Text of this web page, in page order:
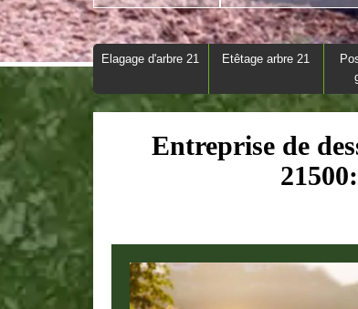
Elagage d'arbre 21 Etêtage arbre 21
Entreprise de